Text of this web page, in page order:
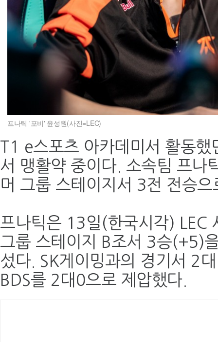
프나틱 '포비' 윤성원(사진=LEC)
T1 e스포츠 아카데미서 활동
서 맹활약 중이다. 소속팀 프나
머 그룹 스테이지서 3전 전승
프나틱은 13일(한국시각) LEC
그룹 스테이지 B조서 3승(+5)
섰다. SK게이밍과의 경기서 2
BDS를 2대0으로 제압했다.